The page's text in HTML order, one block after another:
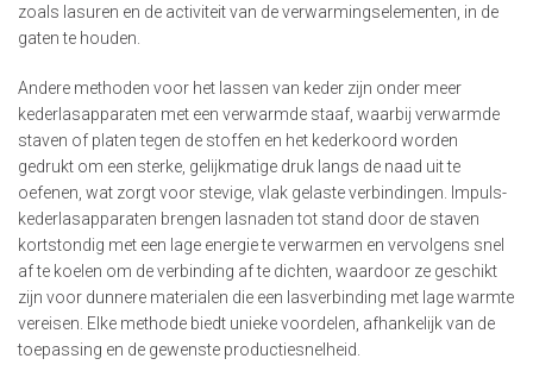
zoals lasuren en de activiteit van de verwarmingselementen, in de
gaten te houden.
Andere methoden voor het lassen van keder zijn onder meer
kederlasapparaten met een verwarmde staaf, waarbij verwarmde
staven of platen tegen de stoffen en het kederkoord worden
gedrukt om een sterke, gelijkmatige druk langs de naad uit te
oefenen, wat zorgt voor stevige, vlak gelaste verbindingen. Impuls-
kederlasapparaten brengen lasnaden tot stand door de staven
kortstondig met een lage energie te verwarmen en vervolgens snel
af te koelen om de verbinding af te dichten, waardoor ze geschikt
zijn voor dunnere materialen die een lasverbinding met lage warmte
vereisen. Elke methode biedt unieke voordelen, afhankelijk van de
toepassing en de gewenste productiesnelheid.